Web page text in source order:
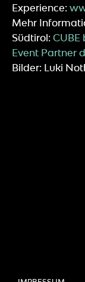
Experience:
Mehr
Südtirol: CUBE
Event Partner
Bilder: Luki